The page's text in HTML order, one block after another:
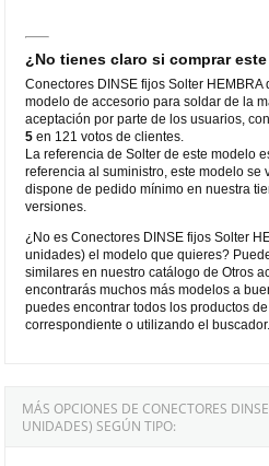
¿No tienes claro si comprar
Conectores DINSE fijos Solter
modelo de accesorio para soldar de la
aceptación por parte de los usuarios,
5 en 121 votos de clientes.
La referencia de Solter de este modelo
referencia al suministro, este modelo se
dispone de pedido mínimo en nuestra
versiones.
¿No es Conectores DINSE fijos Solter
unidades) el modelo que quieres?
similares en nuestro catálogo de Otros
encontrarás muchos más modelos a
puedes encontrar todos los productos
correspondiente o utilizando el buscador.
MÁS OPCIONES DE CONECTORES
UNIDADES) SEGÚN TIPO: